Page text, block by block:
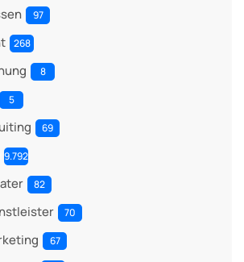
97
268
8
5
69
9.792
82
70
67